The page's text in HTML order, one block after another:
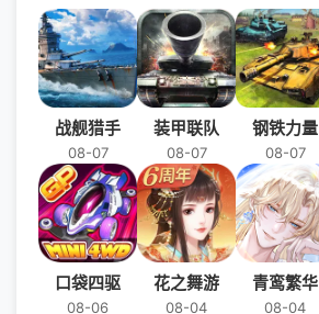
战舰猎手
08-07
装甲联队
08-07
钢铁力量
08-07
口袋四驱
08-06
花之舞游
08-04
青鸾繁华
08-04